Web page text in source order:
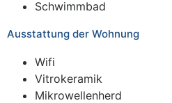
Schwimmbad
Ausstattung der Wohnung
Wifi
Vitrokeramik
Mikrowellenherd